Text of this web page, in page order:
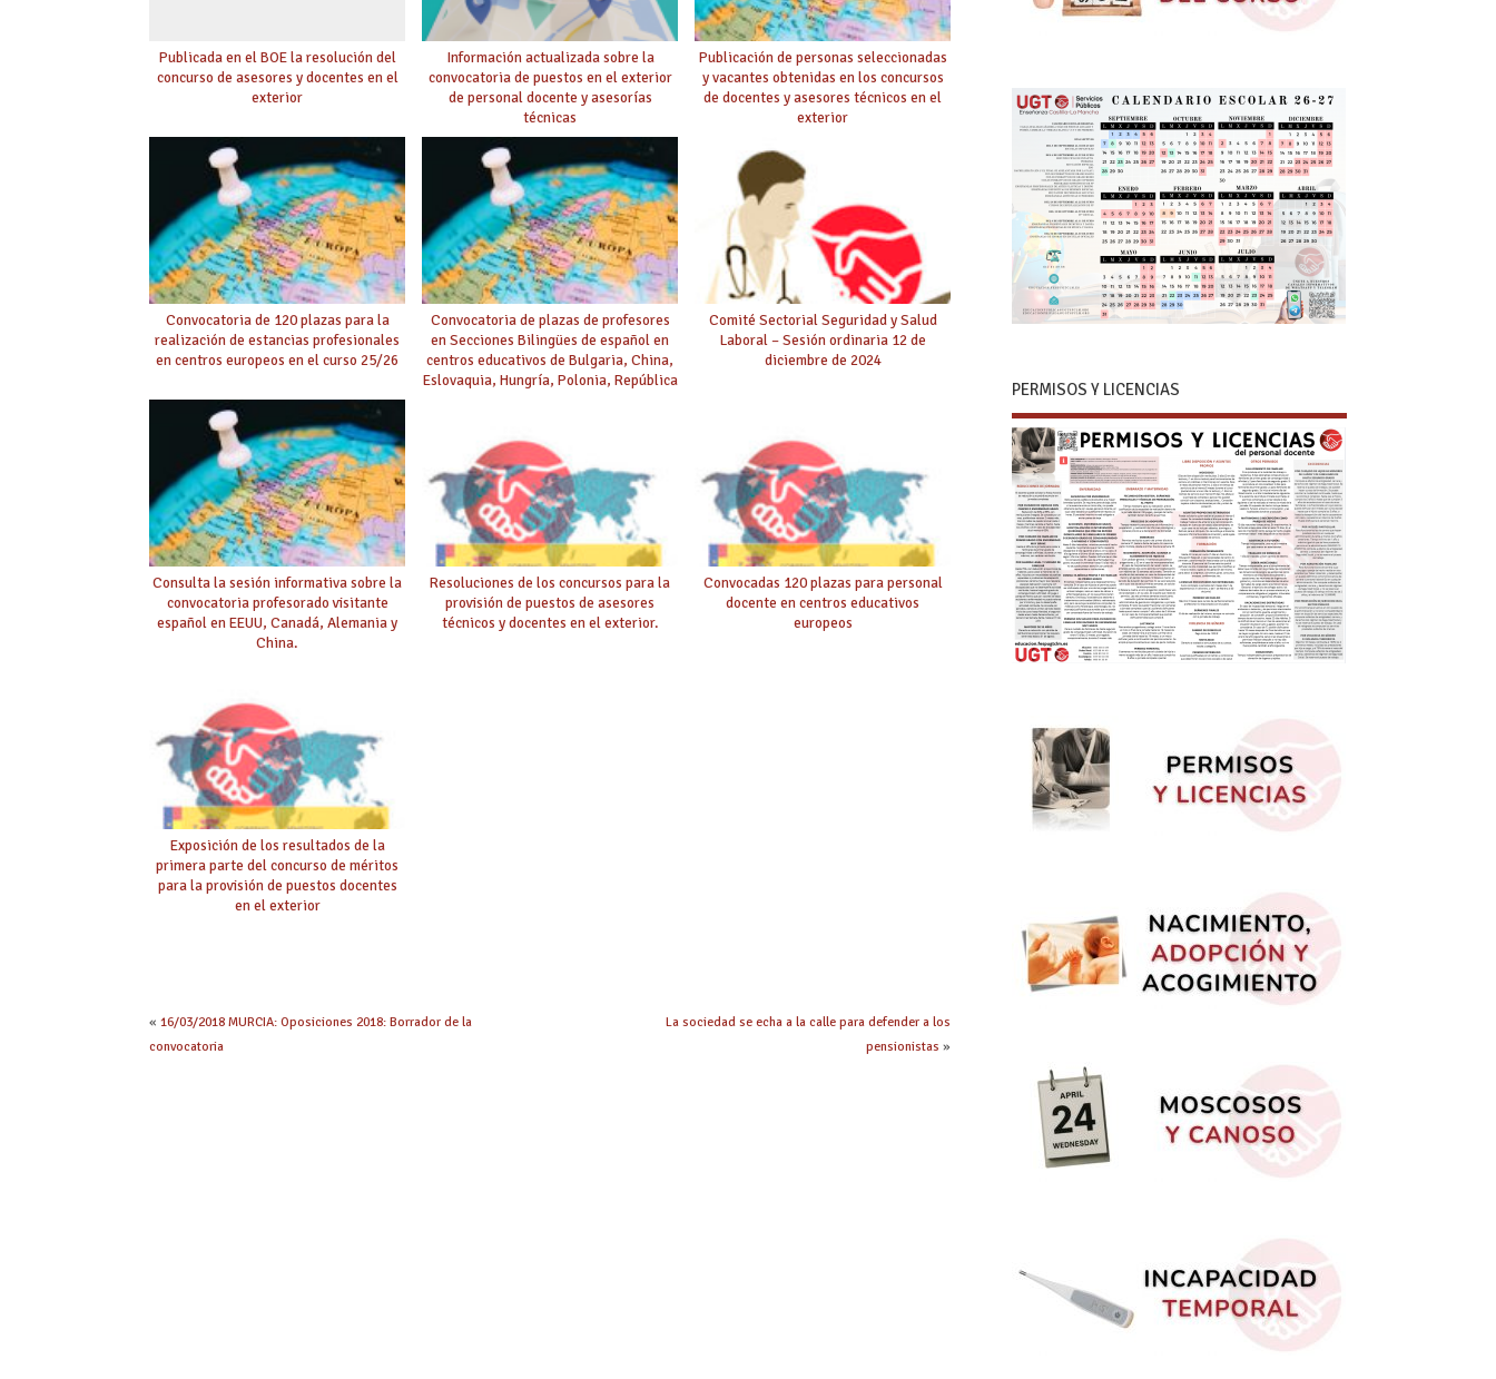
Publicada en el BOE la resolución del
concurso de asesores y docentes en el
exterior
Información actualizada sobre la
convocatoria de puestos en el exterior
de personal docente y asesorías
técnicas
Publicación de personas seleccionadas
y vacantes obtenidas en los concursos
de docentes y asesores técnicos en el
exterior
Convocatoria de 120 plazas para la
realización de estancias profesionales
en centros europeos en el curso 25/26
Convocatoria de plazas de profesores
en Secciones Bilingües de español en
centros educativos de Bulgaria, China,
Eslovaquia, Hungría, Polonia, República
Comité Sectorial Seguridad y Salud
Laboral – Sesión ordinaria 12 de
diciembre de 2024
Consulta la sesión informativa sobre la
convocatoria profesorado visitante
español en EEUU, Canadá, Alemania y
China.
Resoluciones de los concursos para la
provisión de puestos de asesores
técnicos y docentes en el exterior.
Convocadas 120 plazas para personal
docente en centros educativos
europeos
Exposición de los resultados de la
primera parte del concurso de méritos
para la provisión de puestos docentes
en el exterior
«16/03/2018 MURCIA: Oposiciones 2018: Borrador de la
convocatoria
La sociedad se echa a la calle para defender a los
pensionistas »
PERMISOS Y LICENCIAS